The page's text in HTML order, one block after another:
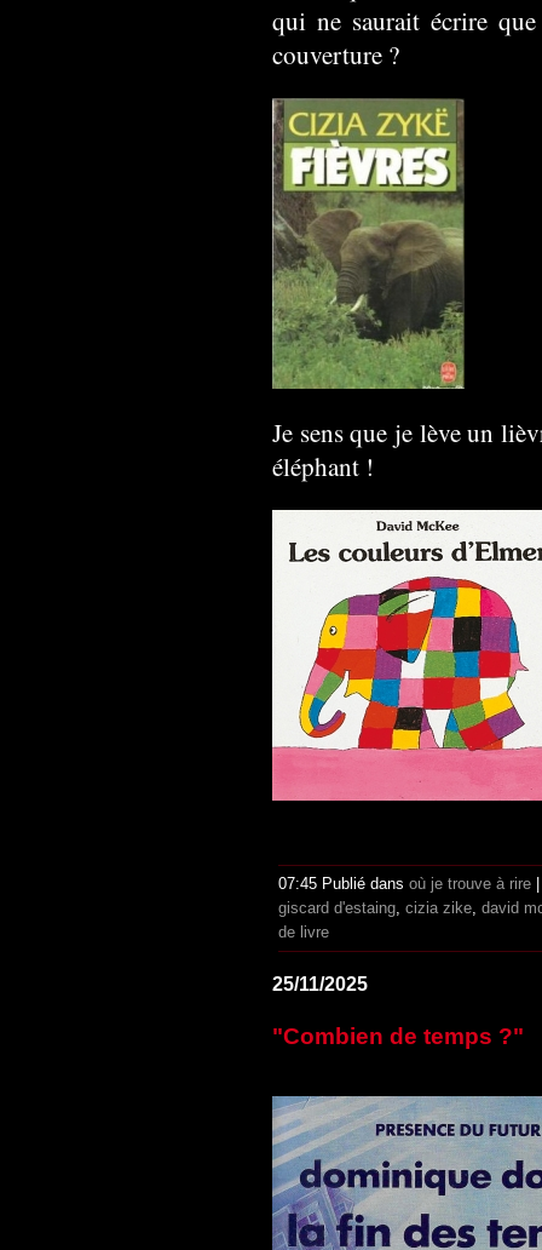
qui ne saurait écrire
couverture ?
Je sens que je lève un
éléphant !
07:45 Publié dans où je trouve à rire
giscard d'estaing, cizia zike, david
de livre
25/11/2025
"Combien de temps ?"